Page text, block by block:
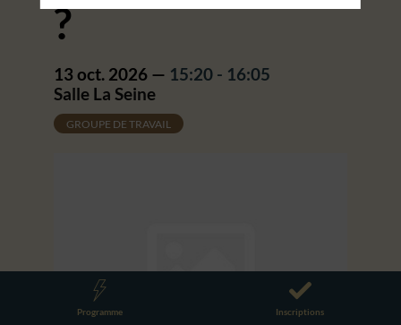
?
13 oct. 2026 — 15:20 - 16:05
Salle La Seine
GROUPE DE TRAVAIL
Programme Inscriptions